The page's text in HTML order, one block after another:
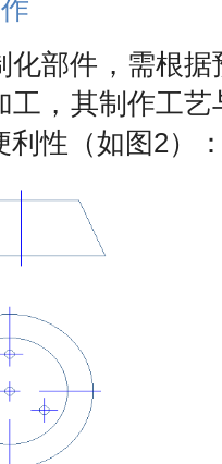
化部件，需根
工，其制作工
利性（如图2）